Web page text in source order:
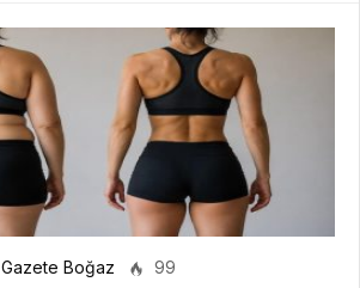
Gazete Boğaz 99